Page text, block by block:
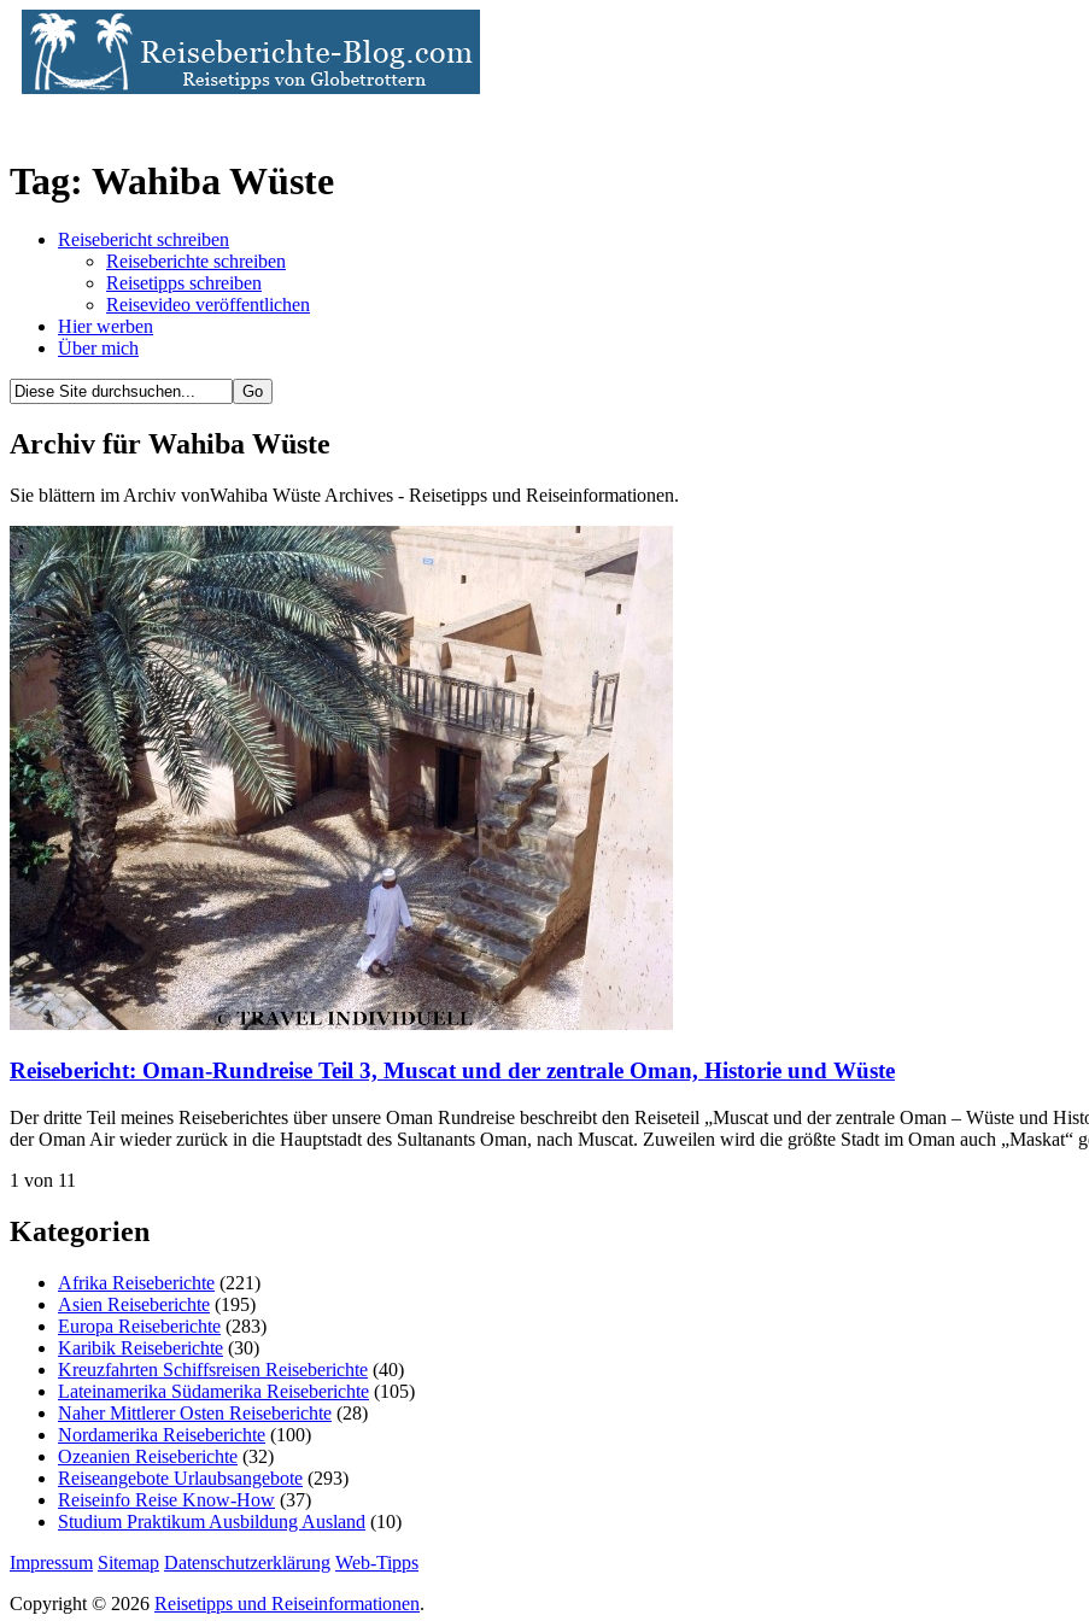
Tag: Wahiba Wüste
Reisebericht schreiben
Reiseberichte schreiben
Reisetipps schreiben
Reisevideo veröffentlichen
Hier werben
Über mich
Archiv für Wahiba Wüste
Sie blättern im Archiv vonWahiba Wüste Archives - Reisetipps und Reiseinformationen.
Reisebericht: Oman-Rundreise Teil 3, Muscat und der zentrale Oman, Historie und Wüste
Der dritte Teil meines Reiseberichtes über unsere Oman Rundreise beschreibt den Reiseteil „Muscat und der zentrale Oman – Wüste und
der Oman Air wieder zurück in die Hauptstadt des Sultanants Oman, nach Muscat. Zuweilen wird die größte Stadt im Oman auch
1 von 11
Kategorien
Afrika Reiseberichte (221)
Asien Reiseberichte (195)
Europa Reiseberichte (283)
Karibik Reiseberichte (30)
Kreuzfahrten Schiffsreisen Reiseberichte (40)
Lateinamerika Südamerika Reiseberichte (105)
Naher Mittlerer Osten Reiseberichte (28)
Nordamerika Reiseberichte (100)
Ozeanien Reiseberichte (32)
Reiseangebote Urlaubsangebote (293)
Reiseinfo Reise Know-How (37)
Studium Praktikum Ausbildung Ausland (10)
Impressum Sitemap Datenschutzerklärung Web-Tipps
Copyright © 2026 Reisetipps und Reiseinformationen.